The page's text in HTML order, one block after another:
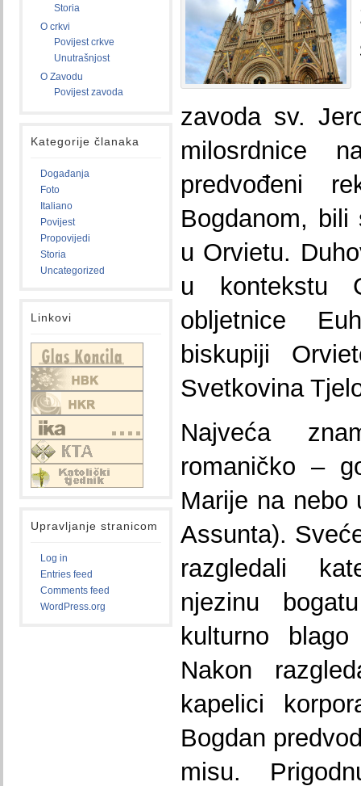
Storia
O crkvi
Povijest crkve
Unutrašnjost
O Zavodu
Povijest zavoda
Kategorije članaka
Događanja
Foto
Italiano
Povijest
Propovijedi
Storia
Uncategorized
Linkovi
Upravljanje stranicom
Log in
Entries feed
Comments feed
WordPress.org
zavoda sv.
milosrdnice
predvođeni
Bogdanom,
u Orvietu.
u kontekstu
obljetnice
biskupiji
Svetkovina
Najveća
romaničko –
Marije na nebo
Assunta).
razgledali
njezinu
kulturno
Nakon
kapelici
Bogdan
misu.